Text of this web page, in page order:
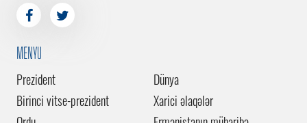
MENYU
Prezident
Birinci vitse-prezident
Dünya
Xarici əlaqələr